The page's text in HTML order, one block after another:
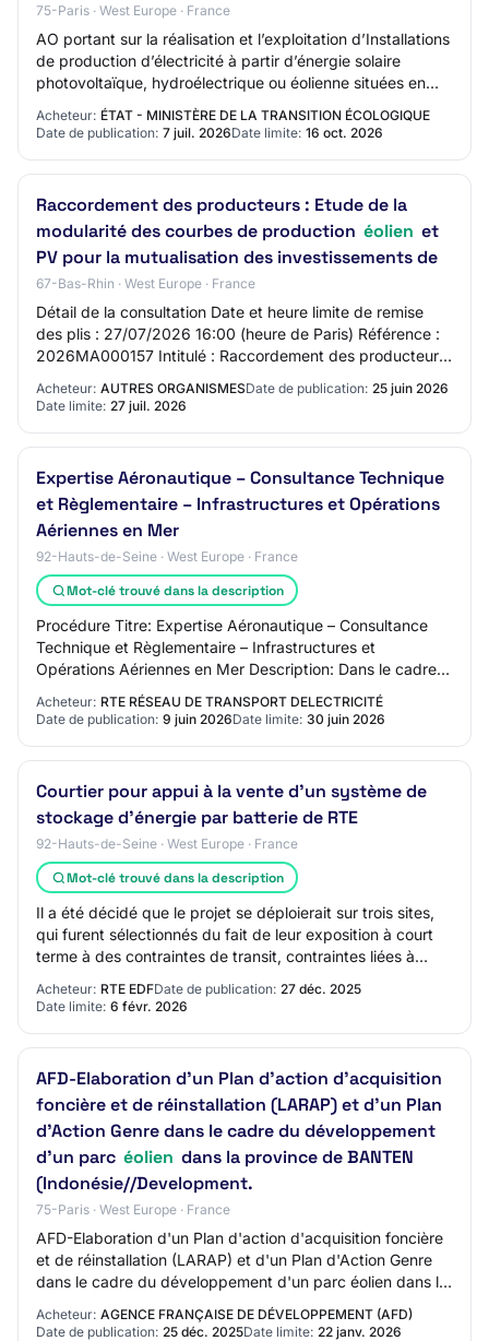
75-Paris · West Europe · France
AO portant sur la réalisation et l’exploitation d’Installations
de production d’électricité à partir d’énergie solaire
photovoltaïque, hydroélectrique ou éolienne situées en
métropole continentale Ty…
Acheteur: ÉTAT - MINISTÈRE DE LA TRANSITION ÉCOLOGIQUE
Date de publication: 7 juil. 2026Date limite: 16 oct. 2026
Raccordement des producteurs : Etude de la
modularité des courbes de production éolien et
PV pour la mutualisation des investissements de
67-Bas-Rhin · West Europe · France
Détail de la consultation Date et heure limite de remise
des plis : 27/07/2026 16:00 (heure de Paris) Référence :
2026MA000157 Intitulé : Raccordement des producteurs
Acheteur: AUTRES ORGANISMESDate de publication: 25 juin 2026
Date limite: 27 juil. 2026
Expertise Aéronautique – Consultance Technique
et Règlementaire – Infrastructures et Opérations
Aériennes en Mer
92-Hauts-de-Seine · West Europe · France
Mot-clé trouvé dans la description
Procédure Titre: Expertise Aéronautique – Consultance
Technique et Règlementaire – Infrastructures et
Opérations Aériennes en Mer Description: Dans le cadre
du développement de la filière éolienne en…
Acheteur: RTE RÉSEAU DE TRANSPORT DELECTRICITÉ
Date de publication: 9 juin 2026Date limite: 30 juin 2026
Courtier pour appui à la vente d'un système de
stockage d'énergie par batterie de RTE
92-Hauts-de-Seine · West Europe · France
Mot-clé trouvé dans la description
Il a été décidé que le projet se déploierait sur trois sites,
qui furent sélectionnés du fait de leur exposition à court
terme à des contraintes de transit, contraintes liées à
Acheteur: RTE EDFDate de publication: 27 déc. 2025
Date limite: 6 févr. 2026
AFD-Elaboration d'un Plan d'action d'acquisition
foncière et de réinstallation (LARAP) et d'un Plan
d'Action Genre dans le cadre du développement
d'un parc éolien dans la province de BANTEN
(Indonésie//Development.
75-Paris · West Europe · France
AFD-Elaboration d'un Plan d'action d'acquisition foncière
et de réinstallation (LARAP) et d'un Plan d'Action Genre
dans le cadre du développement d'un parc éolien dans la
province de BANTEN (Indonési…
Acheteur: AGENCE FRANÇAISE DE DÉVELOPPEMENT (AFD)
Date de publication: 25 déc. 2025Date limite: 22 janv. 2026